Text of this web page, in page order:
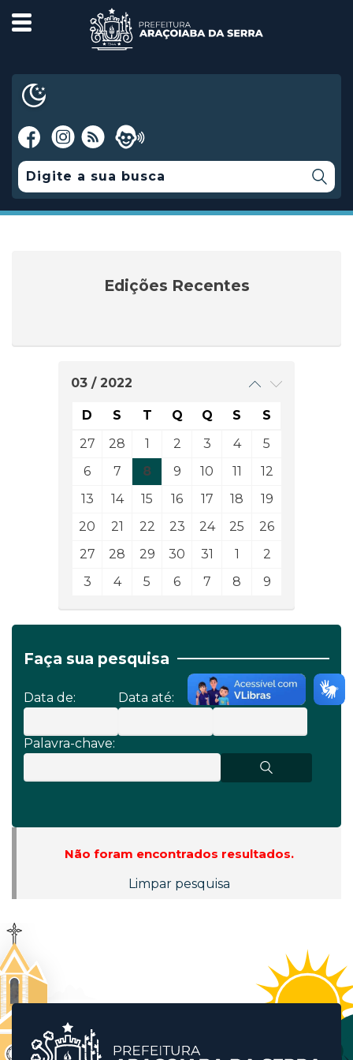
Edições Recentes
03 / 2022
D S T Q Q S
S
27
28 1 2 3 4
5
6
7 8 9 10 11
12
13
14 15 16 17 18
19
20
21 22 23 24 25
26
27
28 29 30 31 1
2
3
4 5 6 7 8 9
Faça sua pesquisa
Data de: Data até: Edição:
Palavra-chave:
Não foram encontrados resultados.
Limpar pesquisa